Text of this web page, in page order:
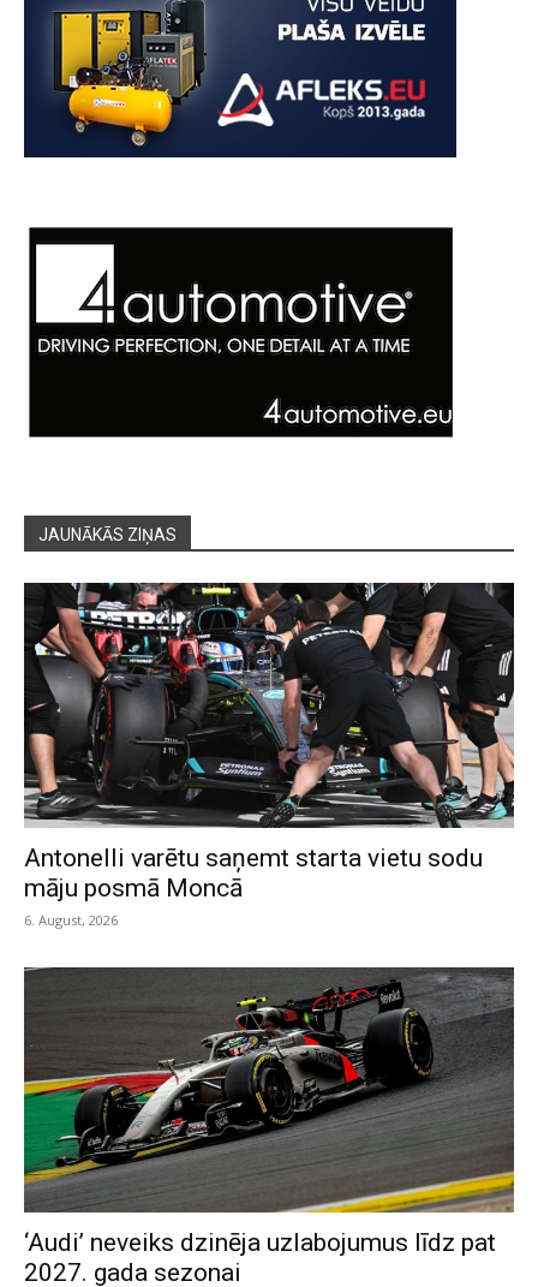
JAUNĀKĀS ZIŅAS
Antonelli varētu saņemt starta vietu sodu
māju posmā Moncā
6. August, 2026
‘Audi’ neveiks dzinēja uzlabojumus līdz pat
2027. gada sezonai